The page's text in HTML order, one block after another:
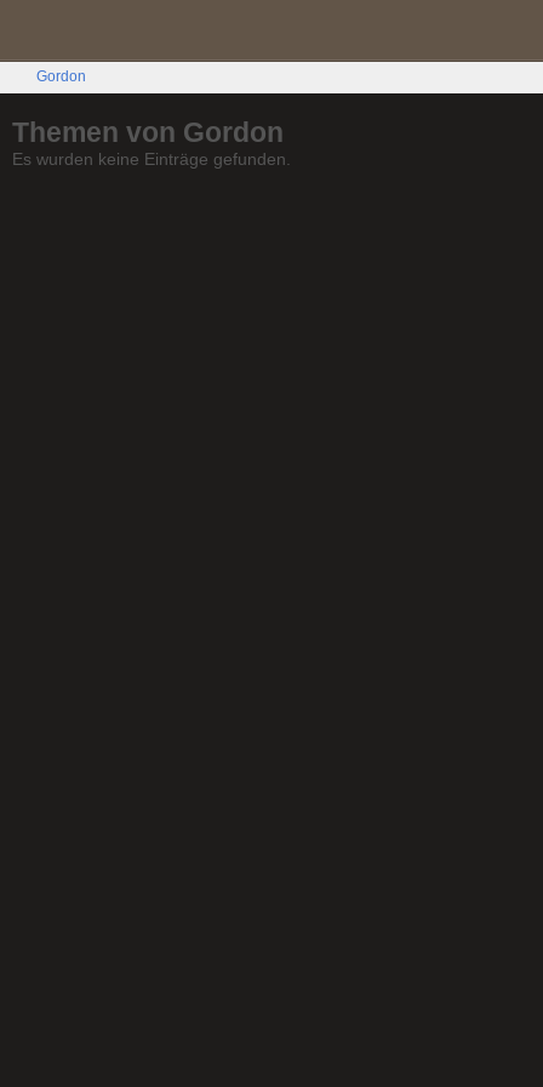
Gordon
Themen von Gordon
Es wurden keine Einträge gefunden.